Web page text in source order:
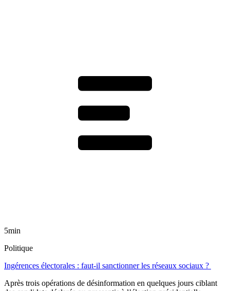
5min
Politique
Ingérences électorales : faut-il sanctionner les réseaux sociaux ?
Après trois opérations de désinformation en quelques jours ciblant